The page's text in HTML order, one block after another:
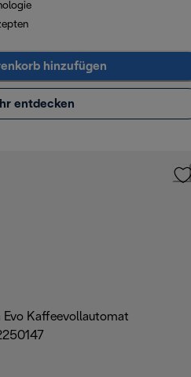
hinzufügen
entdecken